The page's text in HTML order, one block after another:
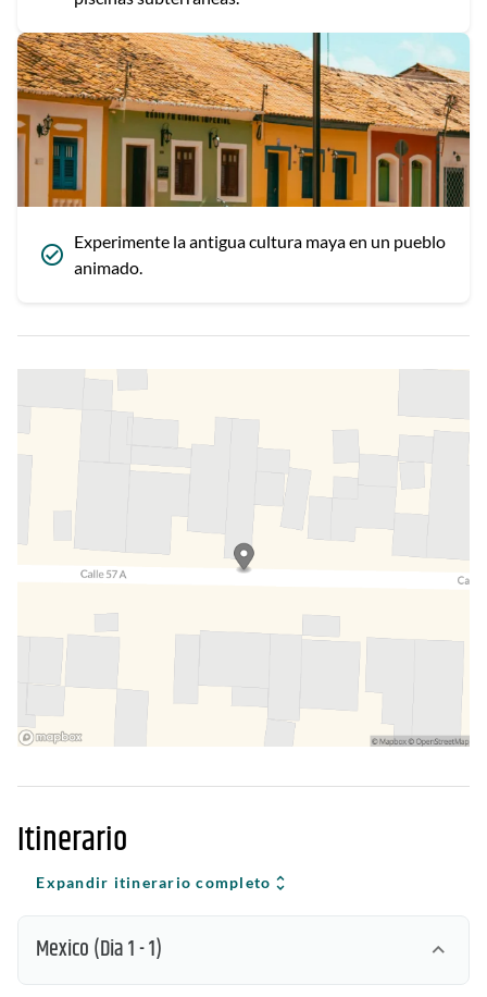
Experimente la antigua cultura maya en un pueblo
animado.
Itinerario
Expandir itinerario completo
Mexico(Dia 1 - 1)